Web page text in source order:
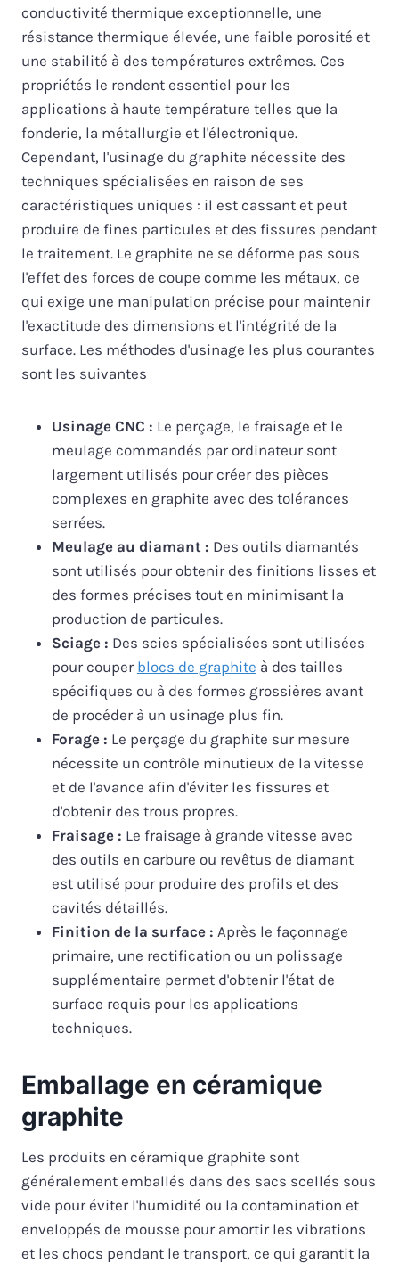
conductivité thermique exceptionnelle, une
résistance thermique élevée, une faible porosité et
une stabilité à des températures extrêmes. Ces
propriétés le rendent essentiel pour les
applications à haute température telles que la
fonderie, la métallurgie et l'électronique.
Cependant, l'usinage du graphite nécessite des
techniques spécialisées en raison de ses
caractéristiques uniques : il est cassant et peut
produire de fines particules et des fissures pendant
le traitement. Le graphite ne se déforme pas sous
l'effet des forces de coupe comme les métaux, ce
qui exige une manipulation précise pour maintenir
l'exactitude des dimensions et l'intégrité de la
surface. Les méthodes d'usinage les plus courantes
sont les suivantes
Usinage CNC : Le perçage, le fraisage et le
meulage commandés par ordinateur sont
largement utilisés pour créer des pièces
complexes en graphite avec des tolérances
serrées.
Meulage au diamant : Des outils diamantés
sont utilisés pour obtenir des finitions lisses et
des formes précises tout en minimisant la
production de particules.
Sciage : Des scies spécialisées sont utilisées
pour couper blocs de graphite à des tailles
spécifiques ou à des formes grossières avant
de procéder à un usinage plus fin.
Forage : Le perçage du graphite sur mesure
nécessite un contrôle minutieux de la vitesse
et de l'avance afin d'éviter les fissures et
d'obtenir des trous propres.
Fraisage : Le fraisage à grande vitesse avec
des outils en carbure ou revêtus de diamant
est utilisé pour produire des profils et des
cavités détaillés.
Finition de la surface : Après le façonnage
primaire, une rectification ou un polissage
supplémentaire permet d'obtenir l'état de
surface requis pour les applications
techniques.
Emballage en céramique
graphite
Les produits en céramique graphite sont
généralement emballés dans des sacs scellés sous
vide pour éviter l'humidité ou la contamination et
enveloppés de mousse pour amortir les vibrations
et les chocs pendant le transport, ce qui garantit la